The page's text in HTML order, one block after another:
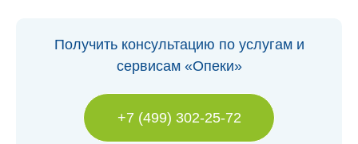
Получить консультацию по услугам и
сервисам «Опеки»
+7 (499) 302-25-72